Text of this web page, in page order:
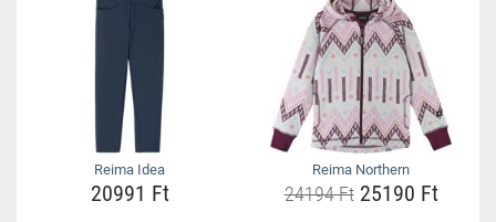
Reima Idea
20991 Ft
Reima Northern
24194 Ft25190 Ft